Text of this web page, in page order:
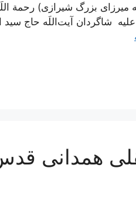
بزرگ شیرازی) رحمة
شاگردان آیت‌اللَه حاج
همدانی